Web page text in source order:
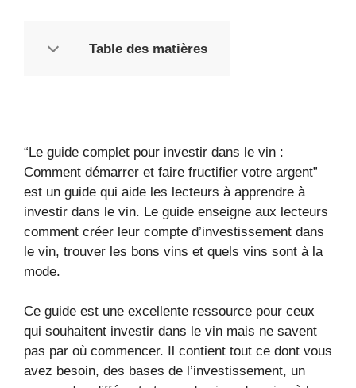
Table des matières
“Le guide complet pour investir dans le vin :
Comment démarrer et faire fructifier votre argent”
est un guide qui aide les lecteurs à apprendre à
investir dans le vin. Le guide enseigne aux lecteurs
comment créer leur compte d’investissement dans
le vin, trouver les bons vins et quels vins sont à la
mode.
Ce guide est une excellente ressource pour ceux
qui souhaitent investir dans le vin mais ne savent
pas par où commencer. Il contient tout ce dont vous
avez besoin, des bases de l’investissement, un